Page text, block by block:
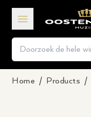
Home / Products /